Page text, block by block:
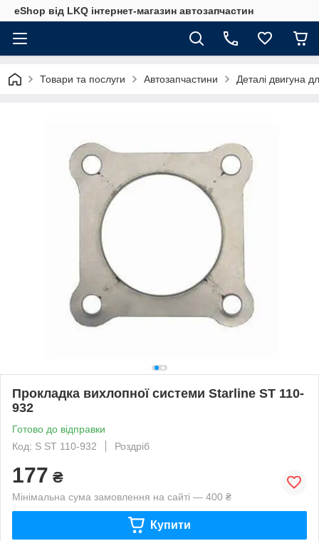
eShop від LKQ інтернет-магазин автозапчастин
Товари та послуги Автозапчастини Деталі двигуна
Прокладка вихлопної системи Starline ST 110-
932
Готово до відправки
Код: S ST 110-932
Роздріб
177 ₴
Мінімальна сума замовлення на сайті — 400 ₴
Купити